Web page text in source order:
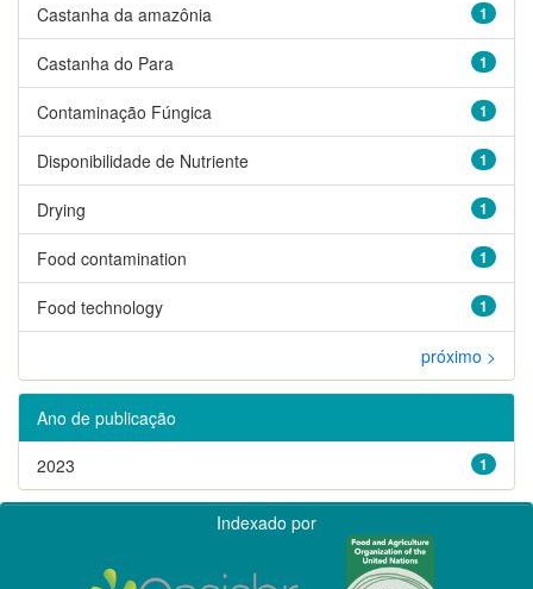
1
Castanha da amazônia
1
Castanha do Para
1
Contaminação Fúngica
1
Disponibilidade de Nutriente
1
Drying
1
Food contamination
1
Food technology
próximo >
Ano de publicação
1
2023
Indexado por